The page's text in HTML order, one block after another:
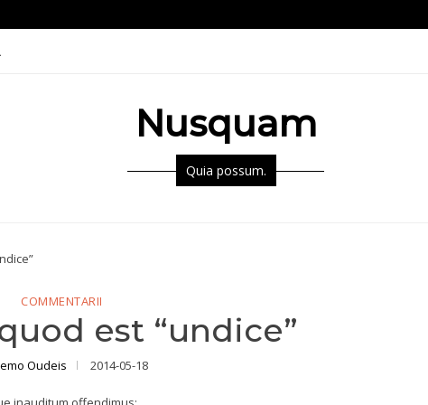
Nusquam
Quia possum.
COMMENTARII
est “undice”
Oudeis 2014-05-18